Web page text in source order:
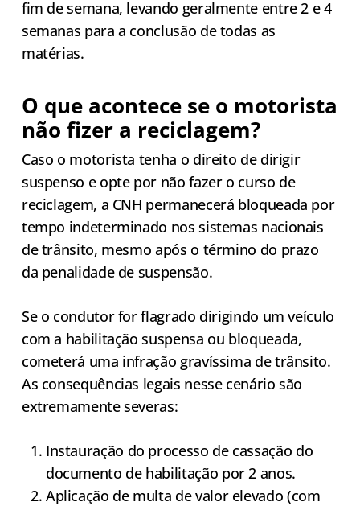
fim de semana, levando geralmente entre 2 e 4
semanas para a conclusão de todas as
matérias.
O que acontece se o motorista
não fizer a reciclagem?
Caso o motorista tenha o direito de dirigir
suspenso e opte por não fazer o curso de
reciclagem, a CNH permanecerá bloqueada por
tempo indeterminado nos sistemas nacionais
de trânsito, mesmo após o término do prazo
da penalidade de suspensão.
Se o condutor for flagrado dirigindo um veículo
com a habilitação suspensa ou bloqueada,
cometerá uma infração gravíssima de trânsito.
As consequências legais nesse cenário são
extremamente severas:
Instauração do processo de cassação do
documento de habilitação por 2 anos.
Aplicação de multa de valor elevado (com